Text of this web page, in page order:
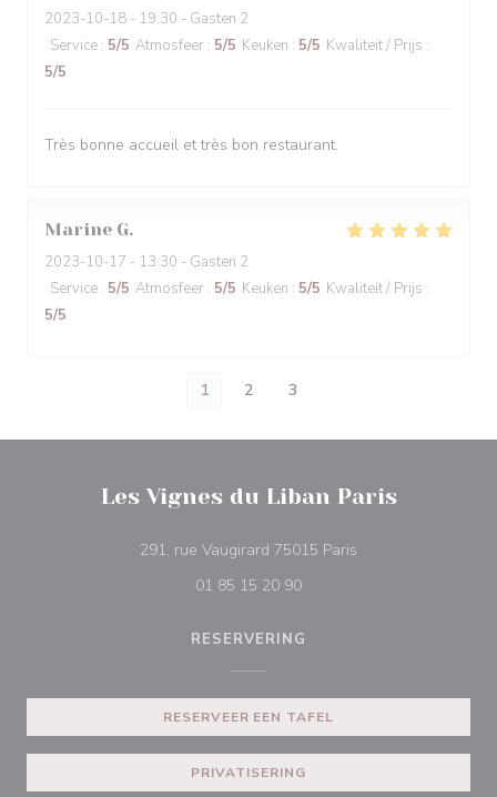
2023-10-18 - 19:30 - Gasten 2
Service : 5/5 Atmosfeer : 5/5 Keuken : 5/5 Kwaliteit / Prijs :
5/5
Très bonne accueil et très bon restaurant.
Marine G
2023-10-17 - 13:30 - Gasten 2
Service : 5/5 Atmosfeer : 5/5 Keuken : 5/5 Kwaliteit / Prijs :
5/5
1 2 3
Les Vignes du Liban Paris
291, rue Vaugirard 75015 Paris
01 85 15 20 90
RESERVERING
RESERVEER EEN TAFEL
PRIVATISERING